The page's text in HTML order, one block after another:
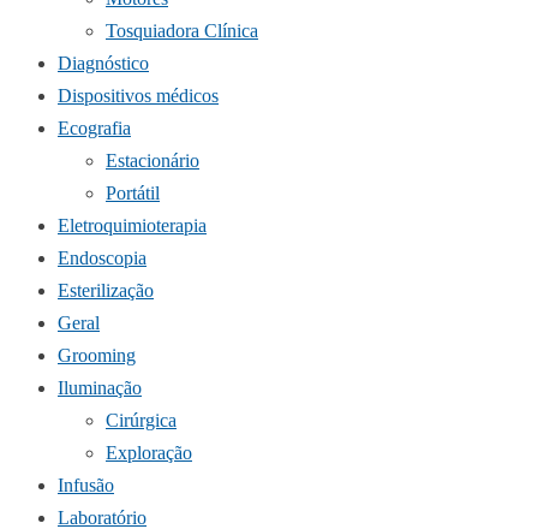
Tosquiadora Clínica
Diagnóstico
Dispositivos médicos
Ecografia
Estacionário
Portátil
Eletroquimioterapia
Endoscopia
Esterilização
Geral
Grooming
Iluminação
Cirúrgica
Exploração
Infusão
Laboratório